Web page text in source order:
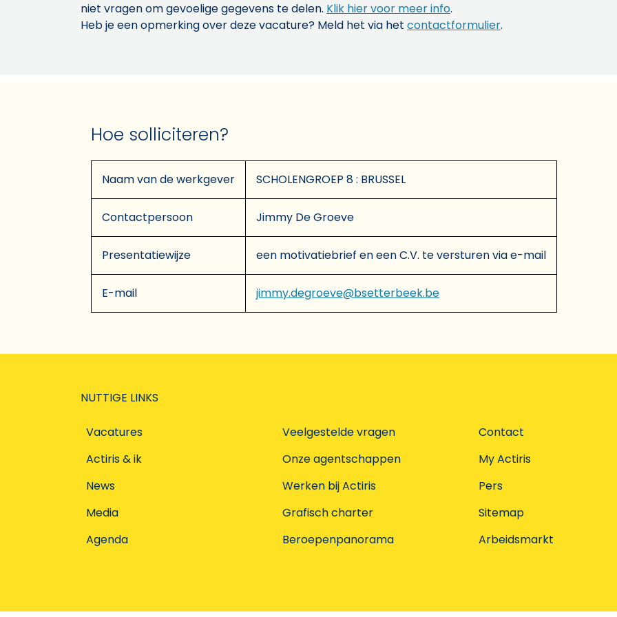
niet vragen om gevoelige gegevens te delen. Klik hier voor meer info.
Heb je een opmerking over deze vacature? Meld het via het contactformulier.
Hoe solliciteren?
Naam van de werkgever SCHOLENGROEP 8 : BRUSSEL
Contactpersoon Jimmy De Groeve
Presentatiewijze een motivatiebrief en een C.V. te versturen via e-mail
E-mail jimmy.degroeve@bsetterbeek.be
NUTTIGE LINKS
Vacatures
Actiris & ik
News
Media
Agenda
Veelgestelde vragen
Onze agentschappen
Werken bij Actiris
Grafisch charter
Beroepenpanorama
Contact
My Actiris
Pers
Sitemap
Arbeidsmarkt